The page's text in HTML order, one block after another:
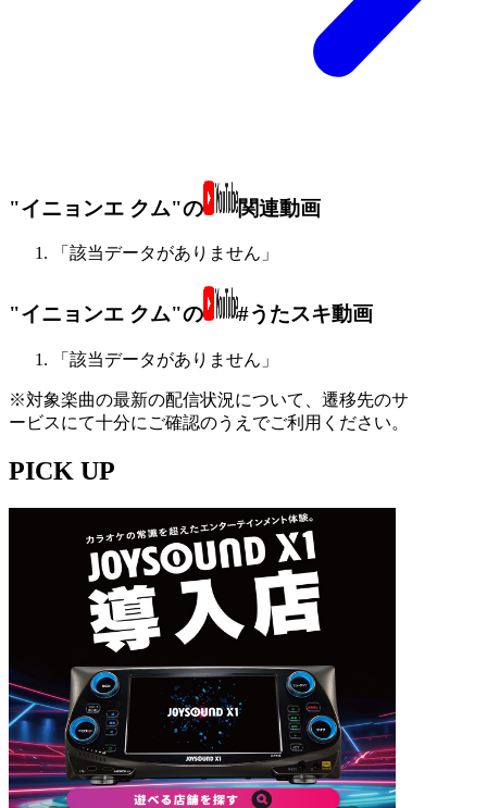
"イニョンエ クム"の 関連動画
「該当データがありません」
"イニョンエ クム"の #うたスキ動画
「該当データがありません」
※対象楽曲の最新の配信状況について、遷移先のサ
ービスにて十分にご確認のうえでご利用ください。
PICK UP